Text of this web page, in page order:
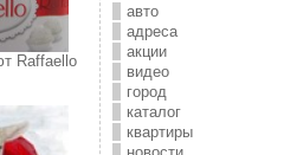
Raffaello
авто
адреса
акции
видео
город
каталог
квартиры